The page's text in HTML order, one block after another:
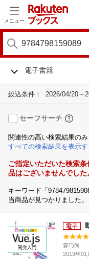
メニュー
電子書籍
絞込条件： 2026/04/20～
セーフサーチ
関連性の高い検索結果のみ
すべての検索結果を表示す
ご指定いただいた検索
品はございませんでした
キーワード「
当商品が見つかりました。
森巧尚
2019年01